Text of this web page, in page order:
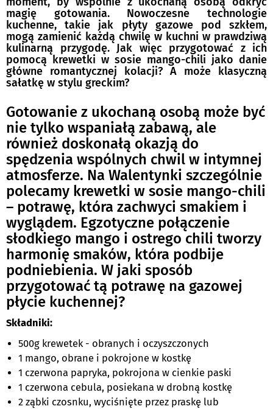
magię gotowania. Nowoczesne technologie
kuchenne, takie jak płyty gazowe pod szkłem,
mogą zamienić każdą chwilę w kuchni w prawdziwą
kulinarną przygodę. Jak więc przygotować z ich
pomocą krewetki w sosie mango-chili jako danie
główne romantycznej kolacji? A może klasyczną
sałatkę w stylu greckim?
Gotowanie z ukochaną osobą może być
nie tylko wspaniałą zabawą, ale
również doskonałą okazją do
spędzenia wspólnych chwil w intymnej
atmosferze. Na Walentynki szczególnie
polecamy krewetki w sosie mango-chili
– potrawę, która zachwyci smakiem i
wyglądem. Egzotyczne połączenie
słodkiego mango i ostrego chili tworzy
harmonię smaków, która podbije
podniebienia. W jaki sposób
przygotować tą potrawę na gazowej
płycie kuchennej?
Składniki:
500g krewetek - obranych i oczyszczonych
1 mango, obrane i pokrojone w kostkę
1 czerwona papryka, pokrojona w cienkie paski
1 czerwona cebula, posiekana w drobną kostkę
2 ząbki czosnku, wyciśnięte przez praskę lub